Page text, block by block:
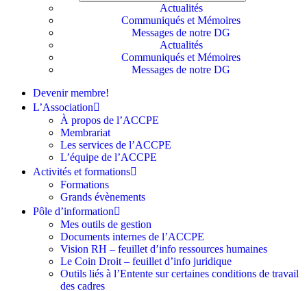
Actualités
Communiqués et Mémoires
Messages de notre DG
Actualités
Communiqués et Mémoires
Messages de notre DG
Devenir membre!
L’Association
À propos de l’ACCPE
Membrariat
Les services de l’ACCPE
L’équipe de l’ACCPE
Activités et formations
Formations
Grands évènements
Pôle d’information
Mes outils de gestion
Documents internes de l’ACCPE
Vision RH – feuillet d’info ressources humaines
Le Coin Droit – feuillet d’info juridique
Outils liés à l’Entente sur certaines conditions de travail
des cadres